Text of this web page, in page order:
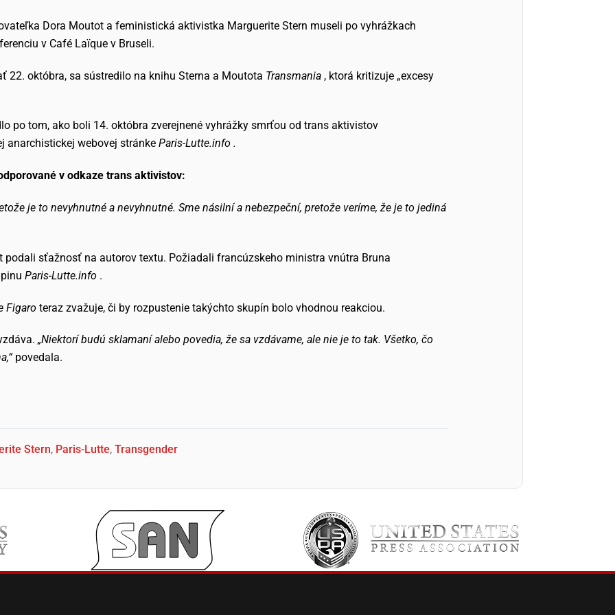
Dora Moutot a feministická aktivistka Marguerite Stern museli po vyhrážkach
v Café Laïque v Bruseli.
22. októbra, sa sústredilo na knihu Sterna a Moutota Transmania, ktorá kritizuje „excesy
po tom, ako boli 14. októbra zverejnené vyhrážky smrťou od trans aktivistov
anarchistickej webovej stránke Paris-Lutte.info .
v odkaze trans aktivistov:
je to nevyhnutné a nevyhnutné. Sme násilní a nebezpeční, pretože veríme, že je to jediná
podali sťažnosť na autorov textu. Požiadali francúzskeho ministra vnútra Bruna
Paris-Lutte.info .
Figaro teraz zvažuje, či by rozpustenie takýchto skupín bolo vhodnou reakciou.
„Niektorí budú sklamaní alebo povedia, že sa vzdávame, ale nie je to tak. Všetko, čo
povedala.
Stern, Paris-Lutte, Transgender